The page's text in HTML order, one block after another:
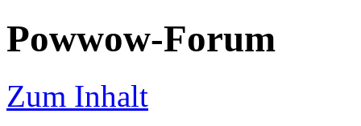
Powwow-Forum
Zum Inhalt